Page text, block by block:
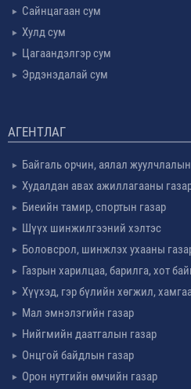
Сайнцагаан сум
Хулд сум
Цагаандэлгэр сум
Эрдэнэдалай сум
АГЕНТЛАГ
Байгаль орчин, аялал
Худалдан авах ажиллагааны
Биеийн тамир, спортын газар
Шүүх шинжилгээний хэлтэс
Боловсрол, шинжлэх ухааны
Газрын харилцаа, барилга, хот
Хүүхэд, гэр бүлийн хөгжил,
Мал эмнэлэгийн газар
Нийгмийн даатгалын газар
Онцгой байдлын газар
Орон нутгийн өмчийн газар